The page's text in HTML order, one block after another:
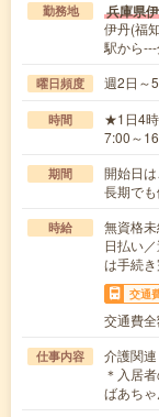
勤務地 兵庫県
伊丹(福
駅から
曜日頻度 週2日～
時間
★1日4時
7:00～
期間
開始日
長期でも
時給
無資格
日払い
は手続き
交通
交通費
仕事内容
介護関連
＊入居
ばあち